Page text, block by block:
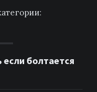
болтается